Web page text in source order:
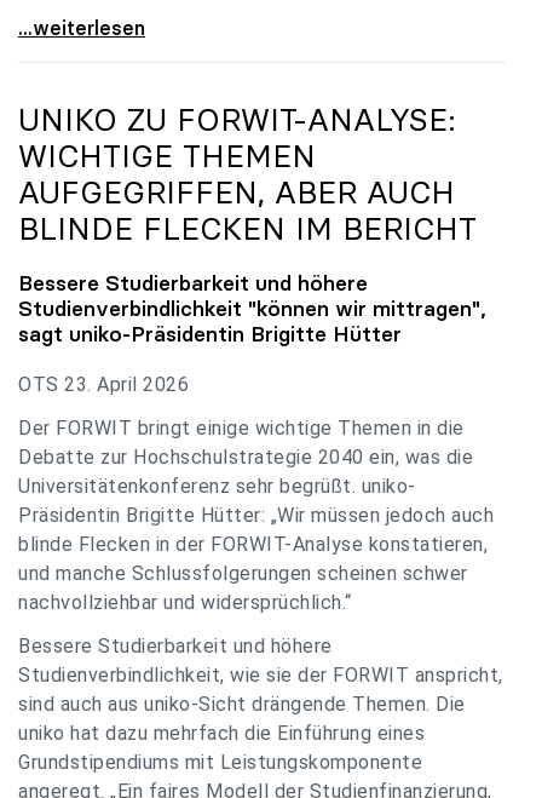
uniko zu Budgetverhandlungen: Universitäten sind
...weiterlesen
UNIKO ZU FORWIT-ANALYSE:
WICHTIGE THEMEN
AUFGEGRIFFEN, ABER AUCH
BLINDE FLECKEN IM BERICHT
Bessere Studierbarkeit und höhere
Studienverbindlichkeit "können wir mittragen",
sagt uniko-Präsidentin Brigitte Hütter
OTS 23. April 2026
Der FORWIT bringt einige wichtige Themen in die
Debatte zur Hochschulstrategie 2040 ein, was die
Universitätenkonferenz sehr begrüßt. uniko-
Präsidentin Brigitte Hütter: „Wir müssen jedoch auch
blinde Flecken in der FORWIT-Analyse konstatieren,
und manche Schlussfolgerungen scheinen schwer
nachvollziehbar und widersprüchlich.“
Bessere Studierbarkeit und höhere
Studienverbindlichkeit, wie sie der FORWIT anspricht,
sind auch aus uniko-Sicht drängende Themen. Die
uniko hat dazu mehrfach die Einführung eines
Grundstipendiums mit Leistungskomponente
angeregt. „Ein faires Modell der Studienfinanzierung,